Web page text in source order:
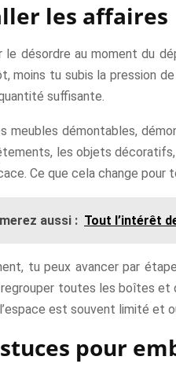
les affaires
le désordre au moment du
moins tu subis la pression
suffisante.
meubles démontables,
les objets
Ce que cela change pour
aussi : Tout l’intérêt
tu peux avancer par
toutes les boîtes et
est souvent limité et
pour